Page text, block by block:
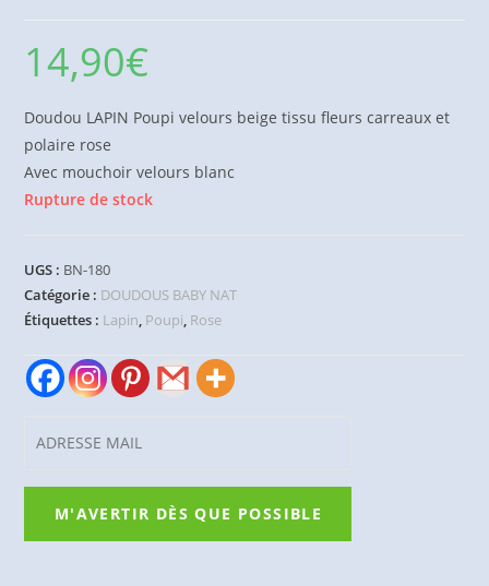
14,90€
Doudou LAPIN Poupi velours beige tissu fleurs carreaux et
polaire rose
Avec mouchoir velours blanc
Rupture de stock
UGS : BN-180
Catégorie : DOUDOUS BABY NAT
Étiquettes : Lapin, Poupi, Rose